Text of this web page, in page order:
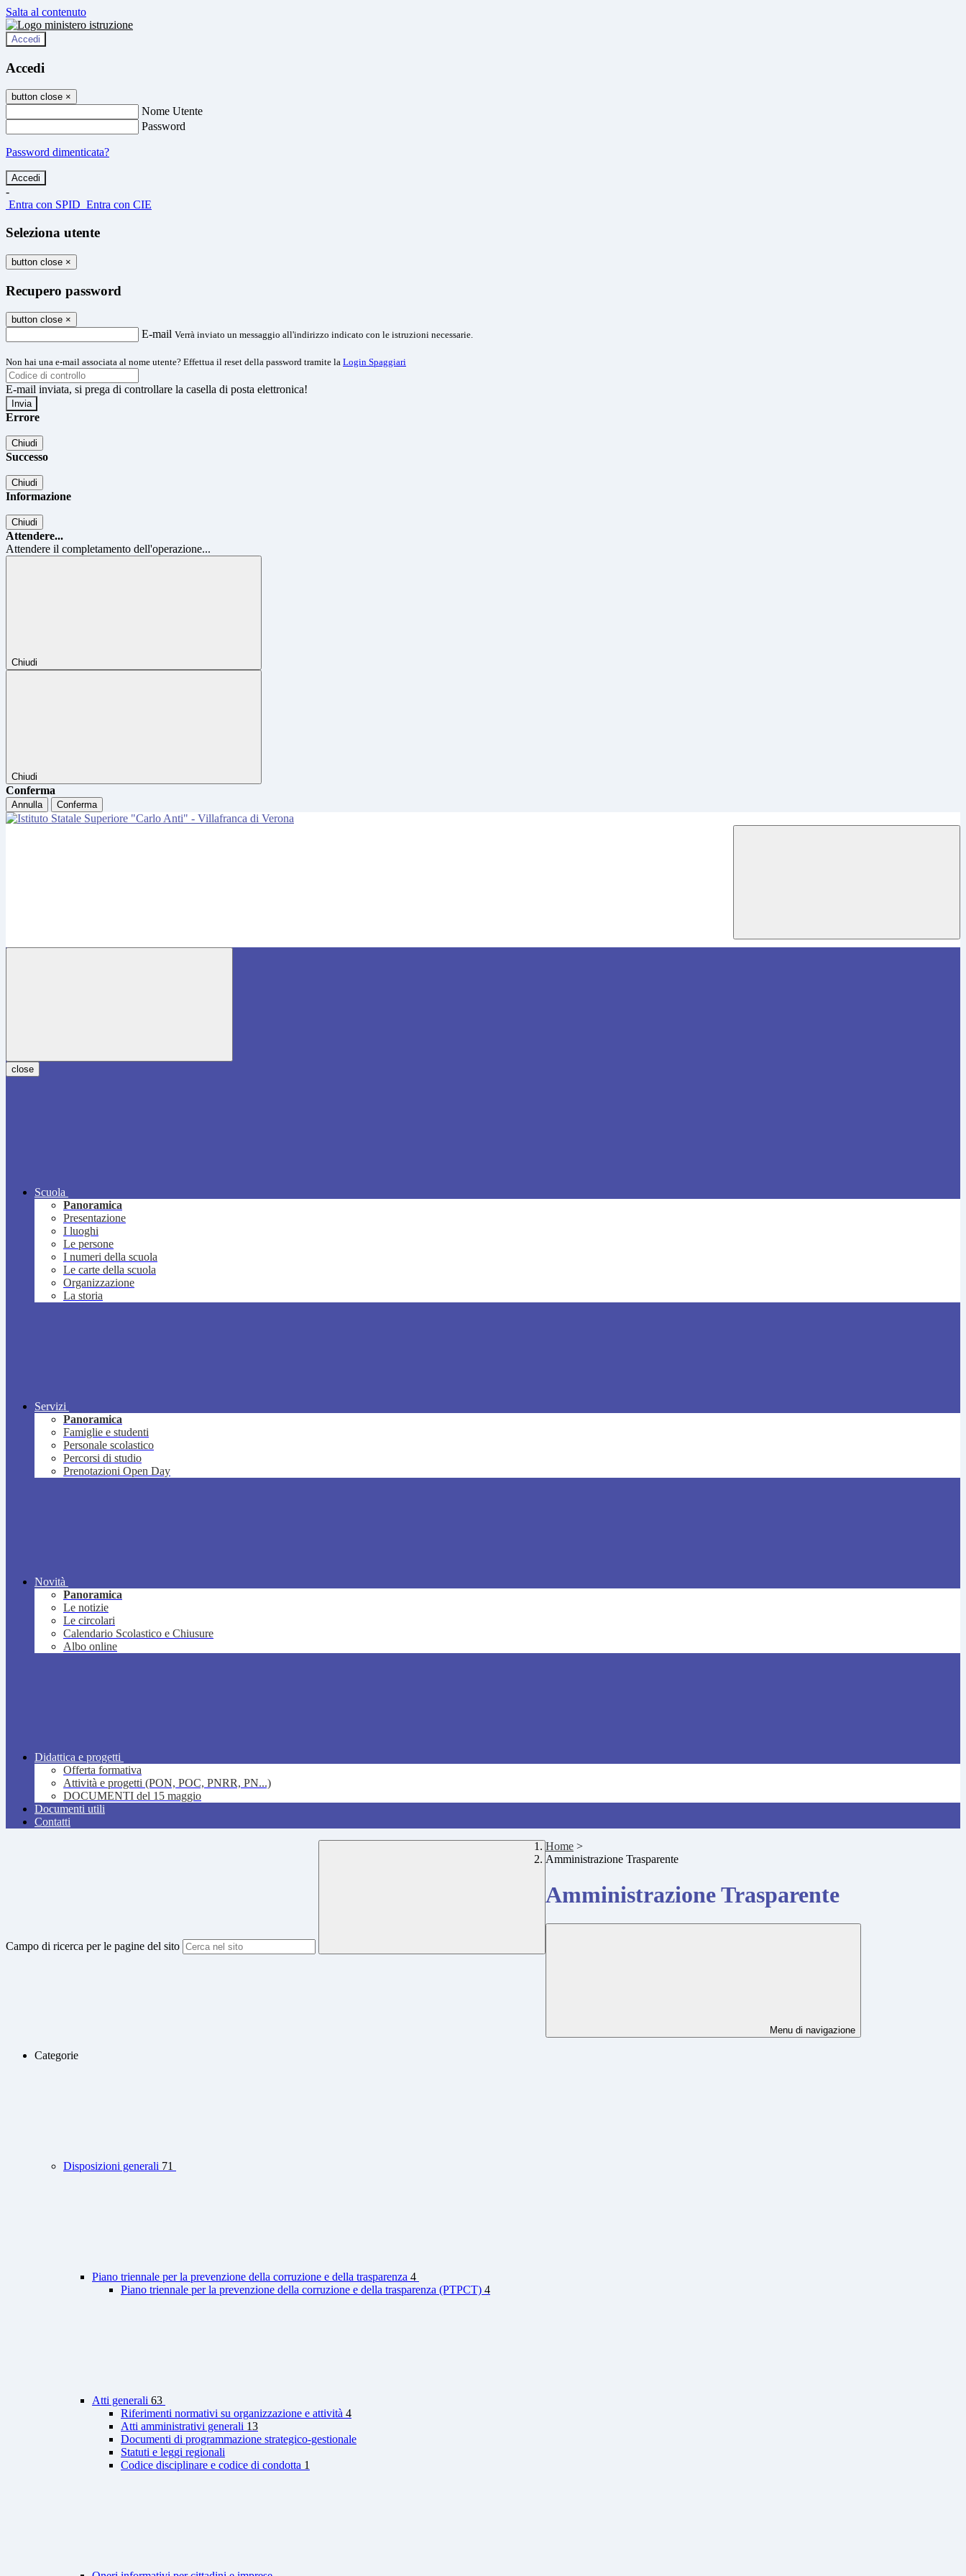
Salta al contenuto
Accedi
Accedi
button close ×
Nome Utente
Password
Password dimenticata?
-
Entra con SPID Entra con CIE
Seleziona utente
button close ×
Recupero password
button close ×
E-mail Verrà inviato un messaggio all'indirizzo indicato con le istruzioni necessarie.
Non hai una e-mail associata al nome utente? Effettua il reset della password tramite la Login Spaggiari
E-mail inviata, si prega di controllare la casella di posta elettronica!
Errore
Chiudi
Successo
Chiudi
Informazione
Chiudi
Attendere...
Attendere il completamento dell'operazione...
Chiudi
Chiudi
Conferma
Annulla Conferma
close
Scuola
Panoramica
Presentazione
I luoghi
Le persone
I numeri della scuola
Le carte della scuola
Organizzazione
La storia
Servizi
Panoramica
Famiglie e studenti
Personale scolastico
Percorsi di studio
Prenotazioni Open Day
Novità
Panoramica
Le notizie
Le circolari
Calendario Scolastico e Chiusure
Albo online
Didattica e progetti
Offerta formativa
Attività e progetti (PON, POC, PNRR, PN...)
DOCUMENTI del 15 maggio
Documenti utili
Contatti
Campo di ricerca per le pagine del sito
Home >
Amministrazione Trasparente
Amministrazione Trasparente
Menu di navigazione
Categorie
Disposizioni generali 71
Piano triennale per la prevenzione della corruzione e della trasparenza 4
Piano triennale per la prevenzione della corruzione e della trasparenza (PTPCT) 4
Atti generali 63
Riferimenti normativi su organizzazione e attività 4
Atti amministrativi generali 13
Documenti di programmazione strategico-gestionale
Statuti e leggi regionali
Codice disciplinare e codice di condotta 1